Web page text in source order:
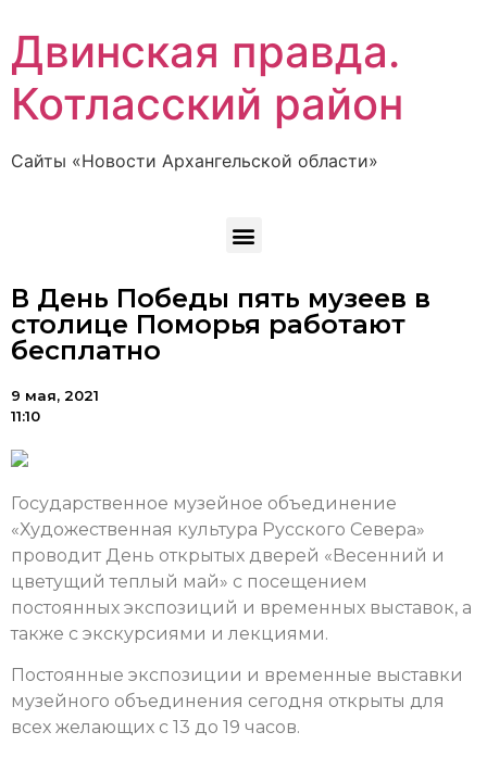
Двинская правда.
Котласский район
Сайты «Новости Архангельской области»
В День Победы пять музеев в
столице Поморья работают
бесплатно
9 мая, 2021
11:10
Государственное музейное объединение
«Художественная культура Русского Севера»
проводит День открытых дверей «Весенний и
цветущий теплый май» с посещением
постоянных экспозиций и временных выставок, а
также с экскурсиями и лекциями.
Постоянные экспозиции и временные выставки
музейного объединения сегодня открыты для
всех желающих с 13 до 19 часов.